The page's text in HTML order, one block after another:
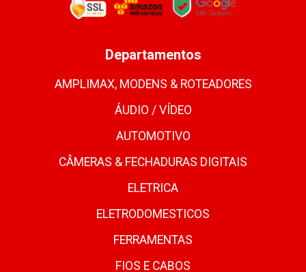
Departamentos
AMPLIMAX, MODENS & ROTEADORES
ÁUDIO / VÍDEO
AUTOMOTIVO
CÂMERAS & FECHADURAS DIGITAIS
ELETRICA
ELETRODOMESTICOS
FERRAMENTAS
FIOS E CABOS